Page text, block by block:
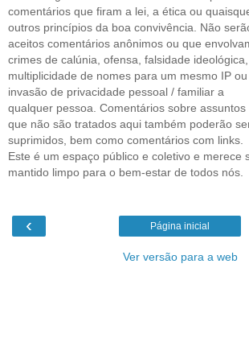
comentários que firam a lei, a ética ou
outros princípios da boa convivência. Não
aceitos comentários anônimos ou que
crimes de calúnia, ofensa, falsidade ideológica,
multiplicidade de nomes para um mesmo IP ou
invasão de privacidade pessoal / familiar a
qualquer pessoa. Comentários sobre assuntos
que não são tratados aqui também poderão
suprimidos, bem como comentários com links.
Este é um espaço público e coletivo e merece
mantido limpo para o bem-estar de todos nós.
‹ Página inicial
Ver versão para a web